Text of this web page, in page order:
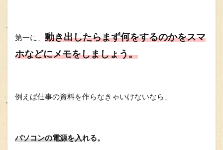
第一に、 動き出したらまず何をするのかをスマ
ホなどにメモをしましょう。
例えば仕事の資料を作らなきゃいけないなら、
パソコンの電源を入れる。